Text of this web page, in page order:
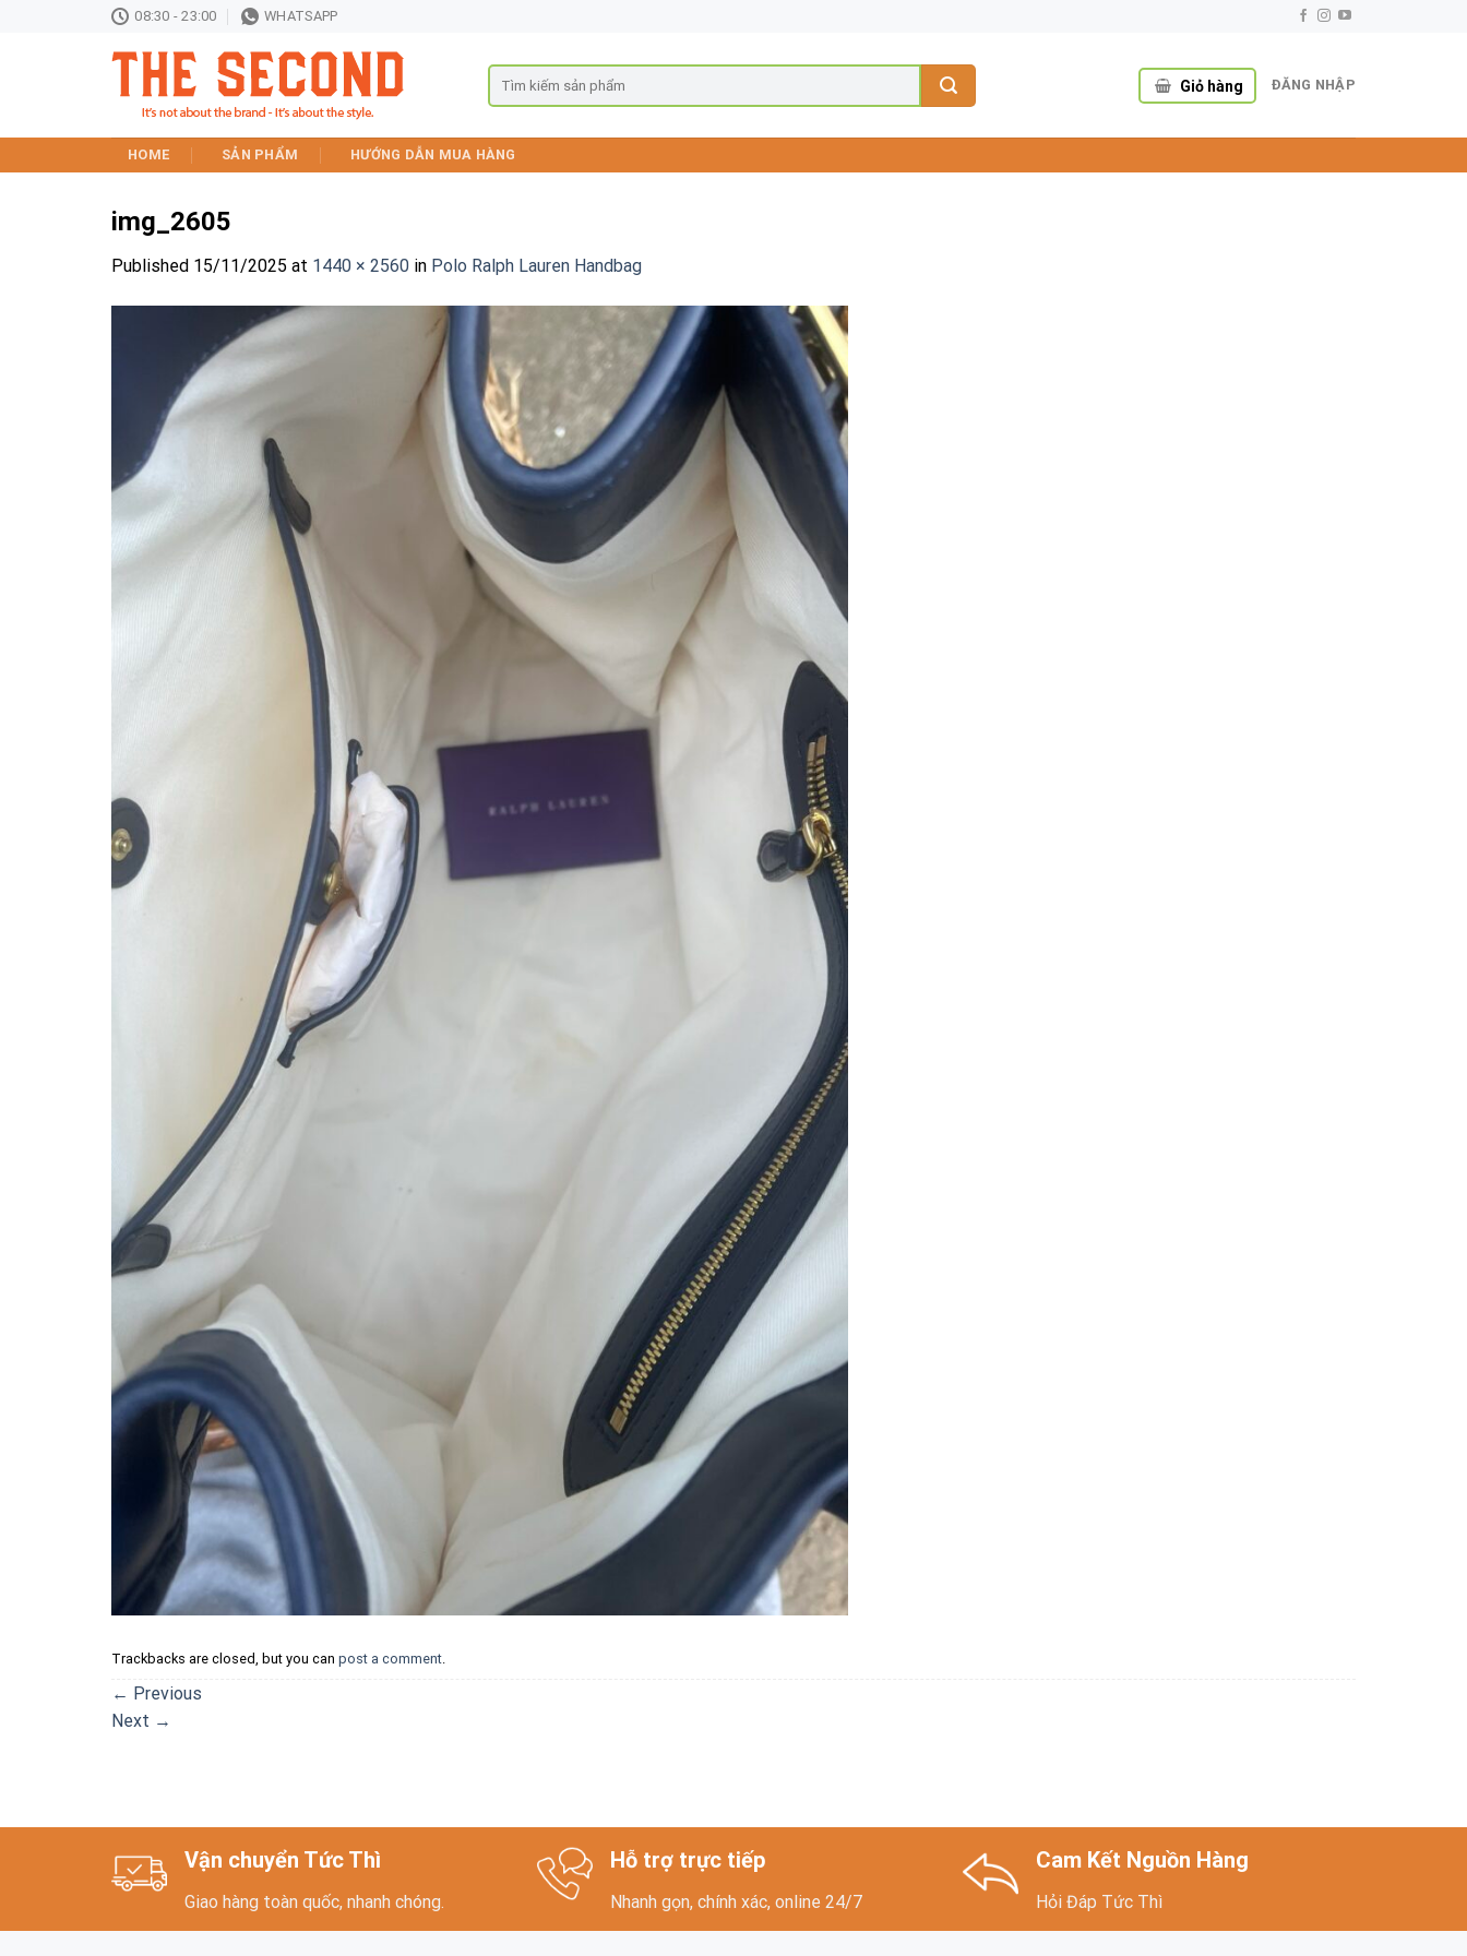
08:30 - 23:00 WHATSAPP
Giỏ hàng ĐĂNG NHẬP
HOME SẢN PHẨM HƯỚNG DẪN MUA HÀNG
img_2605
Published 15/11/2025 at 1440 × 2560 in Polo Ralph Lauren Handbag
Trackbacks are closed, but you can post a comment.
← Previous
Next →
Vận chuyển Tức Thì
Giao hàng toàn quốc, nhanh chóng.
Hỗ trợ trực tiếp
Nhanh gọn, chính xác, online 24/7
Cam Kết Nguồn Hàng
Hỏi Đáp Tức Thì